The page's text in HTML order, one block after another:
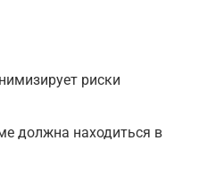
риски
должна находиться в